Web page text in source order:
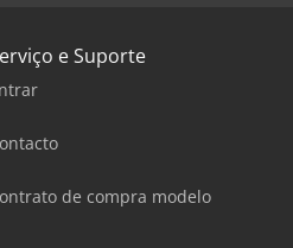
e Suporte
de compra modelo